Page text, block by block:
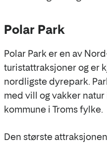
Polar Park
Polar Park er en av
turistattraksjoner og er
nordligste dyrepark.
med vill og vakker natur
kommune i Troms fylke.
Den største